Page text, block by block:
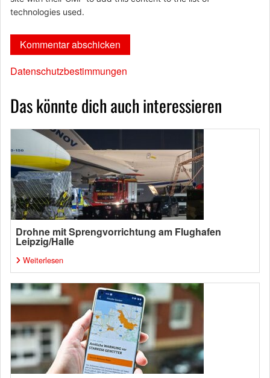
technologies used.
Datenschutzbestimmungen
Das könnte dich auch interessieren
Drohne mit Sprengvorrichtung am Flughafen
Leipzig/Halle
Weiterlesen